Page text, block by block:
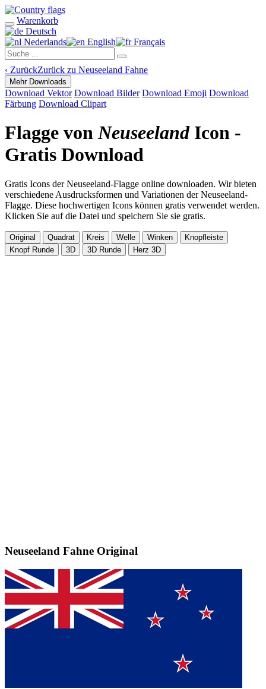
Warenkorb
Deutsch
Nederlands
English Français
‹ ZurückZurück zu Neuseeland Fahne
Mehr Downloads
Download Vektor Download Bilder Download Emoji Download
Färbung Download Clipart
Flagge vonNeuseelandIcon -
Gratis Download
Gratis Icons der Neuseeland-Flagge online downloaden. Wir bieten
verschiedene Ausdrucksformen und Variationen der Neuseeland-
Flagge. Diese hochwertigen Icons können gratis verwendet werden.
Klicken Sie auf die Datei und speichern Sie sie gratis.
Original Quadrat Kreis Welle Winken
Knopfleiste
Knopf Runde
3D 3D Runde Herz 3D
Neuseeland Fahne Original